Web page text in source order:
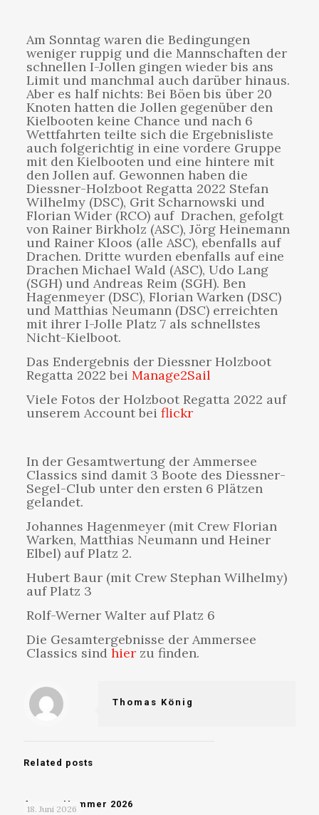
Am Sonntag waren die Bedingungen
weniger ruppig und die Mannschaften der
schnellen I-Jollen gingen wieder bis ans
Limit und manchmal auch darüber hinaus.
Aber es half nichts: Bei Böen bis über 20
Knoten hatten die Jollen gegenüber den
Kielbooten keine Chance und nach 6
Wettfahrten teilte sich die Ergebnisliste
auch folgerichtig in eine vordere Gruppe
mit den Kielbooten und eine hintere mit
den Jollen auf. Gewonnen haben die
Diessner-Holzboot Regatta 2022 Stefan
Wilhelmy (DSC), Grit Scharnowski und
Florian Wider (RCO) auf Drachen, gefolgt
von Rainer Birkholz (ASC), Jörg Heinemann
und Rainer Kloos (alle ASC), ebenfalls auf
Drachen. Dritte wurden ebenfalls auf eine
Drachen Michael Wald (ASC), Udo Lang
(SGH) und Andreas Reim (SGH). Ben
Hagenmeyer (DSC), Florian Warken (DSC)
und Matthias Neumann (DSC) erreichten
mit ihrer I-Jolle Platz 7 als schnellstes
Nicht-Kielboot.
Das Endergebnis der Diessner Holzboot
Regatta 2022 bei Manage2Sail
Viele Fotos der Holzboot Regatta 2022 auf
unserem Account bei flickr
In der Gesamtwertung der Ammersee
Classics sind damit 3 Boote des Diessner-
Segel-Club unter den ersten 6 Plätzen
gelandet.
Johannes Hagenmeyer (mit Crew Florian
Warken, Matthias Neumann und Heiner
Elbel) auf Platz 2.
Hubert Baur (mit Crew Stephan Wilhelmy)
auf Platz 3
Rolf-Werner Walter auf Platz 6
Die Gesamtergebnisse der Ammersee
Classics sind hierzu finden.
Thomas König
Related posts
18. Juni 2026
Ammer Hammer 2026